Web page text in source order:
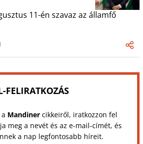
11-én szavaz az államfő
FELIRATKOZÁS
Mandinercikkeiről, iratkozzon fel
meg a nevét és az e-mail-címét, és
a nap legfontosabb híreit.